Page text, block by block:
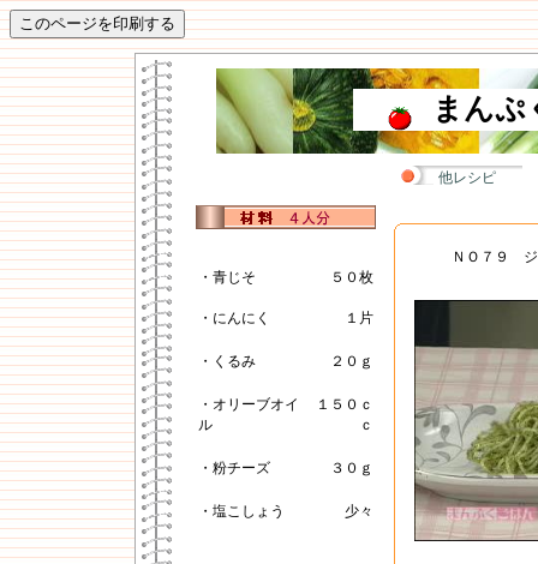
まん
他レシピ
・青じそ ５０枚
・にんにく １片
・くるみ ２０ｇ
・オリーブオイ
ル
１５０ｃ
ｃ
・粉チーズ ３０ｇ
・塩こしょう 少々
ＮＯ７９